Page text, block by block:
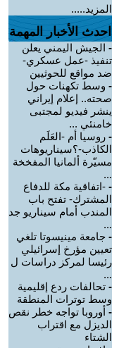
المزيد.....
احدث الأخبار المهمة
- الجيش اليمني يعلن
تنفيذ -عمل عسكري-
ضد مواقع للحوثيين
- وسط تكهنات حول
صحته.. إعلام إيراني
ينشر فيديو لمجتبى
خامنئي ...
- روسيا أم -العَلَم
الكاذب-؟سيناريوهات
مسيّرة ألمانيا المفخخة
...
- -اتفاقية مكة للدفاع
المشترك- تفتح باب
المندب أمام سيناريو جد
...
- جامعة مينيسوتا تلغي
تعيين مؤرخ إسرائيلي
رئيسا لمركز دراسات ل
...
- تحالفات ردع إقليمية
وسط توترات المنطقة
- أوروبا تواجه خطر نقص
الديزل مع اقتراب
الشتاء